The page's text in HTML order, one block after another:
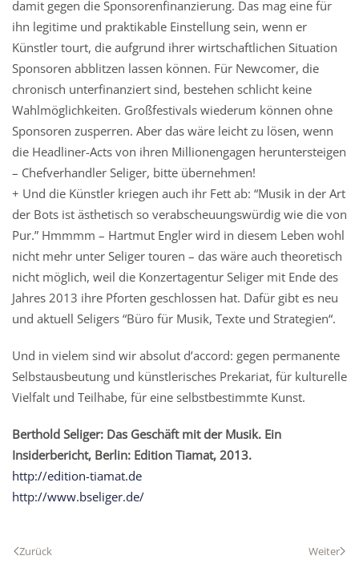
damit gegen die Sponsorenfinanzierung. Das mag eine für
ihn legitime und praktikable Einstellung sein, wenn er
Künstler tourt, die aufgrund ihrer wirtschaftlichen Situation
Sponsoren abblitzen lassen können. Für Newcomer, die
chronisch unterfinanziert sind, bestehen schlicht keine
Wahlmöglichkeiten. Großfestivals wiederum können ohne
Sponsoren zusperren. Aber das wäre leicht zu lösen, wenn
die Headliner-Acts von ihren Millionengagen heruntersteigen
– Chefverhandler Seliger, bitte übernehmen!
+ Und die Künstler kriegen auch ihr Fett ab: “Musik in der Art
der Bots ist ästhetisch so verabscheuungswürdig wie die von
Pur.” Hmmmm – Hartmut Engler wird in diesem Leben wohl
nicht mehr unter Seliger touren – das wäre auch theoretisch
nicht möglich, weil die Konzertagentur Seliger mit Ende des
Jahres 2013 ihre Pforten geschlossen hat. Dafür gibt es neu
und aktuell Seligers “Büro für Musik, Texte und Strategien“.
Und in vielem sind wir absolut d’accord: gegen permanente
Selbstausbeutung und künstlerisches Prekariat, für kulturelle
Vielfalt und Teilhabe, für eine selbstbestimmte Kunst.
Berthold Seliger: Das Geschäft mit der Musik. Ein
Insiderbericht, Berlin: Edition Tiamat, 2013.
http://edition-tiamat.de
http://www.bseliger.de/
Zurück Weiter